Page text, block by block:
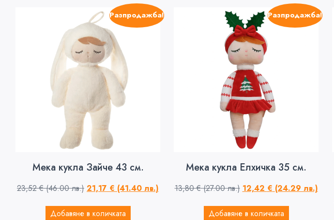
Разпродажба!
Мека кукла Зайче 43 см.
23,52€ (46.00 лв.) 21,17 € (41.40 лв.)
Добавяне в количката
Разпродажба!
Мека кукла Елхичка 35 см.
13,80€ (27.00 лв.) 12,42 € (24.29 лв.)
Добавяне в количката